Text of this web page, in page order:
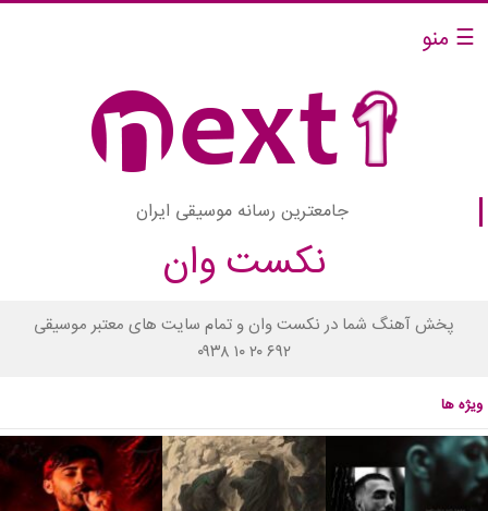
☰ منو
جامعترین رسانه موسیقی ایران
نکست وان
پخش آهنگ شما در نکست وان و تمام سایت های معتبر موسیقی
۰۹۳۸ ۱۰ ۲۰ ۶۹۲
ویژه ها